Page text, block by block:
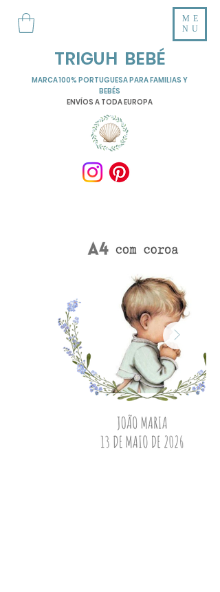
TRIGUH BEBÉ
ME
NU
MARCA 100% PORTUGUESA PARA FAMILIAS Y
BEBÉS
ENVÍOS A TODA EUROPA